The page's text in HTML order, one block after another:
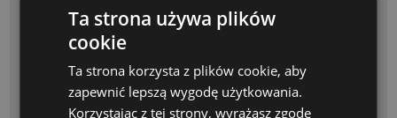
model: St. Croix Rod Blue Trucker Cap
oryginalna czapka St. Croix
klasyczny fason trucker
haftowana naszywka z logo St. Croix Rod
regulowane zapięcie typu snapback
profilowany daszek chroniący przed słońcem
Ta strona używa plików
cookie
Ta strona korzysta z plików cookie, aby
zapewnić lepszą wygodę użytkowania.
Korzystając z tej strony, wyrażasz zgodę